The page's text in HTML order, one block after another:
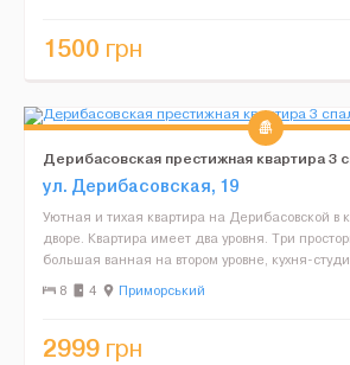
1500 грн
Дерибасовская престижная квартира 3
ул. Дерибасовская, 19
Уютная и тихая квартира на Дерибасовской в
дворе. Квартира имеет два уровня. Три
большая ванная на втором уровне, кухня-
первом. В квартире ремонт 2015г в современном
8 4 Приморський
2999 грн